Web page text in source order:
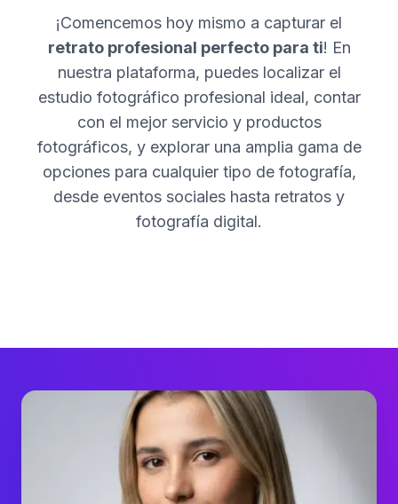
¡Comencemos hoy mismo a capturar el
retrato profesional perfecto para ti! En
nuestra plataforma, puedes localizar el
estudio fotográfico profesional ideal, contar
con el mejor servicio y productos
fotográficos, y explorar una amplia gama de
opciones para cualquier tipo de fotografía,
desde eventos sociales hasta retratos y
fotografía digital.